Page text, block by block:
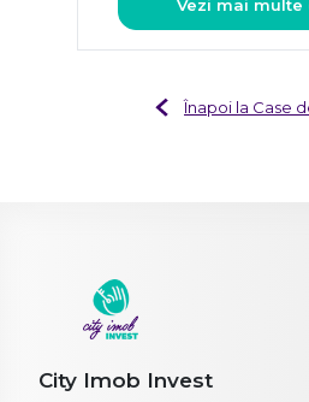
Vezi mai multe
Înapoi la Case
City Imob Invest